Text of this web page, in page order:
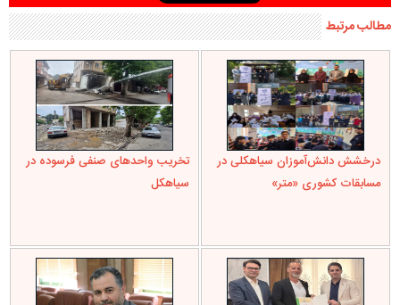
مطالب مرتبط
درخشش دانش‌آموزان سیاهکلی در
مسابقات کشوری «متر»
تخریب واحدهای صنفی فرسوده در
سیاهکل